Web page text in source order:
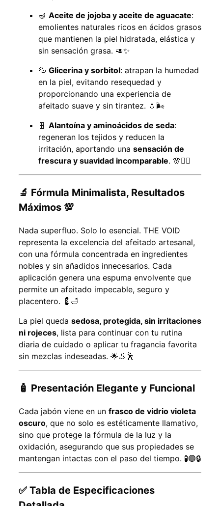
🪔 Aceite de jojoba y aceite de aguacate:
emolientes naturales ricos en ácidos grasos
que mantienen la piel hidratada, elástica y
sin sensación grasa. 🥑✨
💦 Glicerina y sorbitol: atrapan la humedad
en la piel, evitando resequedad y
proporcionando una experiencia de
afeitado suave y sin tirantez. 💧🌬️
🧬 Alantoína y aminoácidos de seda:
regeneran los tejidos y reducen la
irritación, aportando una sensación de
frescura y suavidad incomparable. 🌸🧖‍♂️
🔬 Fórmula Minimalista, Resultados
Máximos 💯
Nada superfluo. Solo lo esencial. THE VOID
representa la excelencia del afeitado artesanal,
con una fórmula concentrada en ingredientes
nobles y sin añadidos innecesarios. Cada
aplicación genera una espuma envolvente que
permite un afeitado impecable, seguro y
placentero. 💈🛁
La piel queda sedosa, protegida, sin irritaciones
ni rojeces, lista para continuar con tu rutina
diaria de cuidado o aplicar tu fragancia favorita
sin mezclas indeseadas. 🌟👃🕺
🧴 Presentación Elegante y Funcional
Cada jabón viene en un frasco de vidrio violeta
oscuro, que no solo es estéticamente llamativo,
sino que protege la fórmula de la luz y la
oxidación, asegurando que sus propiedades se
mantengan intactas con el paso del tiempo. 🧪🟣🔒
✅ Tabla de Especificaciones